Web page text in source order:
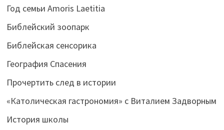
Год семьи Amoris Laetitia
Библейский зоопарк
Библейская сенсорика
География Спасения
Прочертить след в истории
«Католическая гастрономия» с Виталием Задворным
История школы